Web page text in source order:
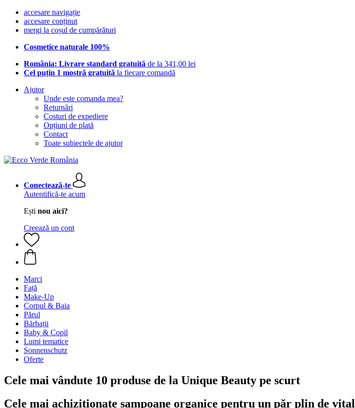
accesare navigație
accesare conținut
mergi la coșul de cumpărături
Cosmetice naturale 100%
România: Livrare standard gratuită de la 341,00 lei
Cel puțin 1 mostră gratuită la fiecare comandă
Ajutor
Unde este comanda mea?
Returnări
Costuri de expediere
Opțiuni de plată
Contact
Toate subiectele de ajutor
Conectează-te
Autentifică-te acum
Ești nou aici?
Creează un cont
Marci
Față
Make-Up
Corpul & Baia
Părul
Bărbații
Baby & Copil
Lumi tematice
Sonnenschutz
Oferte
Cele mai vândute 10 produse de la Unique Beauty pe scurt
Cele mai achiziționate șampoane organice pentru un păr plin de